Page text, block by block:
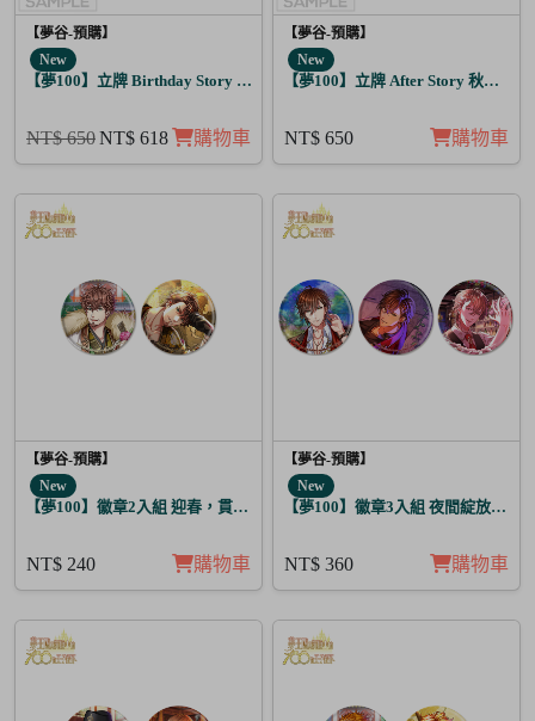
【夢谷-預購】
New
【夢100】立牌 Birthday Story 路貝爾 月覺
NT$ 650NT$ 618 購物車
【夢谷-預購】
New
【夢100】立牌 After Story 秋人 日覺
NT$ 650 購物車
【夢谷-預購】
New
【夢100】徽章2入組 迎春，貫徹仁義的火之誓言 瑪爾坦
NT$ 240 購物車
【夢谷-預購】
New
【夢100】徽章3入組 夜間綻放的花
NT$ 360 購物車